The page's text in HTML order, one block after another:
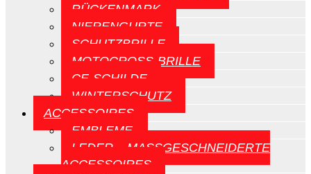
RÜCKENMARK
NIERENGURTE
SCHUTZBRILLE
MOTOCROSS-BRILLE
CE-SCHILDE
WINTERSCHUTZ
ACCESSOIRES
EMBLEME
LEDER – MASSGESCHNEIDERTE A
CCESSOIRES